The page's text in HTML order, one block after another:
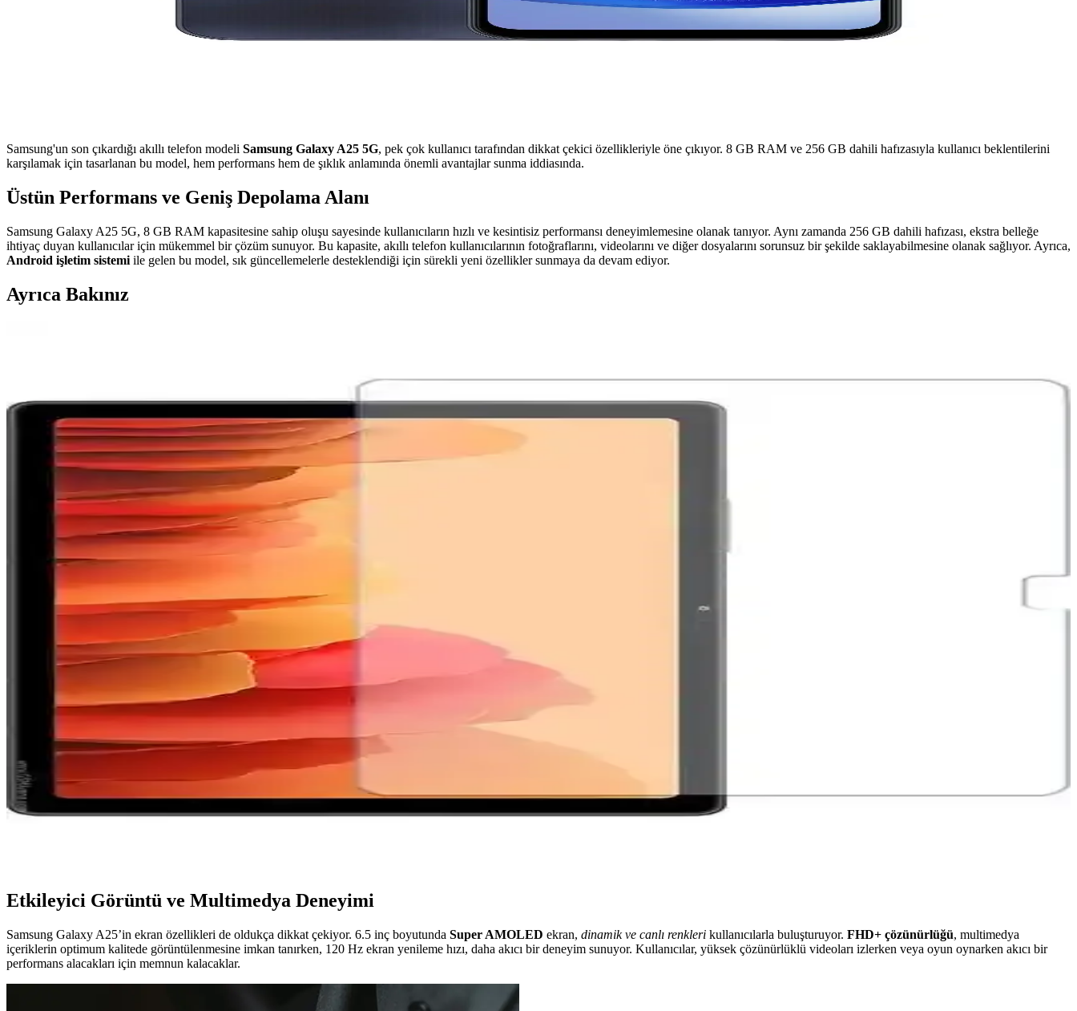
Samsung'un son çıkardığı akıllı telefon modeli Samsung Galaxy A25 5G, pek çok kullanıcı tarafından dikkat çekici özellikleriyle öne çıkıyor. 8 GB RAM ve 256 GB dahili hafızasıyla kullanıcı beklentilerini
karşılamak için tasarlanan bu model, hem performans hem de şıklık anlamında önemli avantajlar sunma iddiasında.
Üstün Performans ve Geniş Depolama Alanı
Samsung Galaxy A25 5G, 8 GB RAM kapasitesine sahip oluşu sayesinde kullanıcıların hızlı ve kesintisiz performansı deneyimlemesine olanak tanıyor. Aynı zamanda 256 GB dahili hafızası, ekstra belleğe
ihtiyaç duyan kullanıcılar için mükemmel bir çözüm sunuyor. Bu kapasite, akıllı telefon kullanıcılarının fotoğraflarını, videolarını ve diğer dosyalarını sorunsuz bir şekilde saklayabilmesine olanak sağlıyor. Ayrıca,
Android işletim sistemi ile gelen bu model, sık güncellemelerle desteklendiği için sürekli yeni özellikler sunmaya da devam ediyor.
Ayrıca Bakınız
Samsung Galaxy Tab S11 Ultra, 14.6 inç AMOLED ekran, güçlü işlemci ve uzun pil ömrü ile çok yönlü kullanım sunar. Profesyonel ve eğlence amaçlı ideal bir tablet deneyimi sağlar.
Samsung Galaxy Android Güncellemeleri ve Kurtarma Araçlarının Kısıtlanmasının Etkileri
Samsung Galaxy cihazlarda Android güncellemeleriyle kurtarma araçları kısıtlandı. Bu değişiklikler kullanıcı kontrolünü azaltırken, alternatif işletim sistemlerine ilgiyi artırıyor.
Samsung Galaxy S26 Ultra'nın Gizlilik Ekranı Özelliği ve Kullanıcı Deneyimleri
Samsung Galaxy S26 Ultra'nın gizlilik ekranı, yan açılardan bakıldığında görüntü kalitesini düşürerek içeriklerin gizliliğini sağlıyor. Ancak ekran kalitesi ve görüş açısı kısıtlamaları kullanıcılar arasında tartışma
Samsung Galaxy S22 Serisinde Donanım Kaynaklı Bootloop Sorunları ve Etkileri
Samsung Galaxy S22 serisinde anakart lehim bağlantılarındaki zayıflıklar nedeniyle ortaya çıkan bootloop sorunları, cihazın açılmamasına ve fonksiyon kayıplarına yol açıyor. Yazılım güncellemeleri bu durumu
tetikliyor olabilir.
Samsung Galaxy Watch İçin MobaxAksesuar Metal Kordonlar: Şıklık ve Dayanıklılık Sunan Uyumlu Seçenekler
MobaxAksesuar metal kordonlar, Samsung Galaxy Watch serisiyle uyumlu, dayanıklı ve şık tasarımıyla saatlerinize modern ve estetik bir görünüm kazandırır, kullanım kolaylığı sağlar.
Samsung Galaxy Tab S10+ 12GB RAM ve 256GB Depolama ile Güçlü ve Çok Yönlü Tablet Deneyimi
Samsung Galaxy Tab S10+ 12GB RAM ve 256GB depolama, üstün ekran kalitesi, güçlü işlemci ve uzun pil ömrüyle öne çıkan çok yönlü bir tablet deneyimi sunar.
Samsung Galaxy Z TriFold Üretimi Durduruldu: Yüksek Maliyet ve Sınırlı Talep Etkisi
Samsung, yenilikçi Galaxy Z TriFold modelinin yüksek üretim maliyetleri ve sınırlı satış performansı nedeniyle üretimini durdurdu. Şirket, kaynaklarını daha uygun maliyetli katlanabilir modellere yönlendiriyor.
Samsung Galaxy Tab A7 10.4 İnç Temperli Cam Ekran Koruyucu İncelemesi ve Kullanıcı Deneyimleri
Etkileyici Görüntü ve Multimedya Deneyimi
Samsung Galaxy A25’in ekran özellikleri de oldukça dikkat çekiyor. 6.5 inç boyutunda Super AMOLED ekran, dinamik ve canlı renkleri kullanıcılarla buluşturuyor. FHD+ çözünürlüğü, multimedya
içeriklerin optimum kalitede görüntülenmesine imkan tanırken, 120 Hz ekran yenileme hızı, daha akıcı bir deneyim sunuyor. Kullanıcılar, yüksek çözünürlüklü videoları izlerken veya oyun oynarken akıcı bir
performans alacakları için memnun kalacaklar.